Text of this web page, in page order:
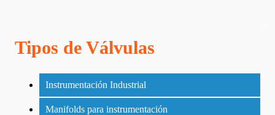
Tipos de Válvulas
Instrumentación Industrial
Manifolds para instrumentación